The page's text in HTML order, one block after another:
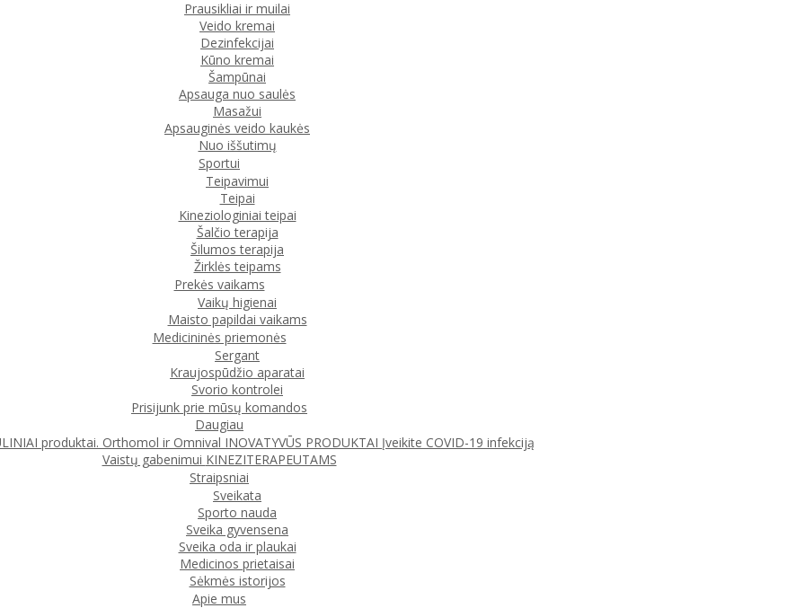
Prausikliai ir muilai
Veido kremai
Dezinfekcijai
Kūno kremai
Šampūnai
Apsauga nuo saulės
Masažui
Apsauginės veido kaukės
Nuo iššutimų
Sportui
Teipavimui
Teipai
Kineziologiniai teipai
Šalčio terapija
Šilumos terapija
Žirklės teipams
Prekės vaikams
Vaikų higienai
Maisto papildai vaikams
Medicininės priemonės
Sergant
Kraujospūdžio aparatai
Svorio kontrolei
Prisijunk prie mūsų komandos
Daugiau
produktai. Orthomol ir Omnival INOVATYVŪS PRODUKTAI Įveikite COVID-19 infekciją
Vaistų gabenimui KINEZITERAPEUTAMS
Straipsniai
Sveikata
Sporto nauda
Sveika gyvensena
Sveika oda ir plaukai
Medicinos prietaisai
Sėkmės istorijos
Apie mus